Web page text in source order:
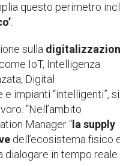
questo perimetro
sulla
IoT, Intelligenza
Digital
impianti “intelligenti”, si
“Nell’ambito
Manager “ la supply
dell’ecosistema fisico
dialogare in tempo reale